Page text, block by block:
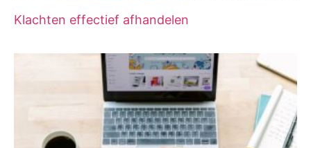
Klachten effectief afhandelen